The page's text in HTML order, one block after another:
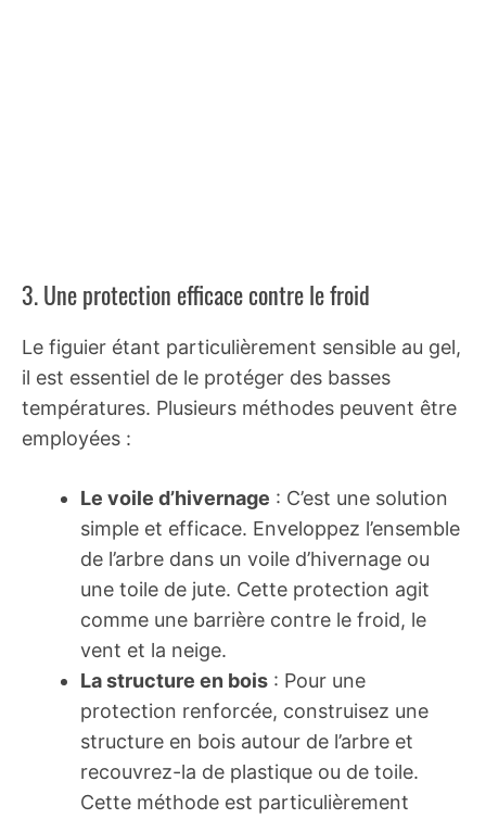
3. Une protection efficace contre le froid
Le figuier étant particulièrement sensible au gel,
il est essentiel de le protéger des basses
températures. Plusieurs méthodes peuvent être
employées :
Le voile d’hivernage : C’est une solution
simple et efficace. Enveloppez l’ensemble
de l’arbre dans un voile d’hivernage ou
une toile de jute. Cette protection agit
comme une barrière contre le froid, le
vent et la neige.
La structure en bois : Pour une
protection renforcée, construisez une
structure en bois autour de l’arbre et
recouvrez-la de plastique ou de toile.
Cette méthode est particulièrement